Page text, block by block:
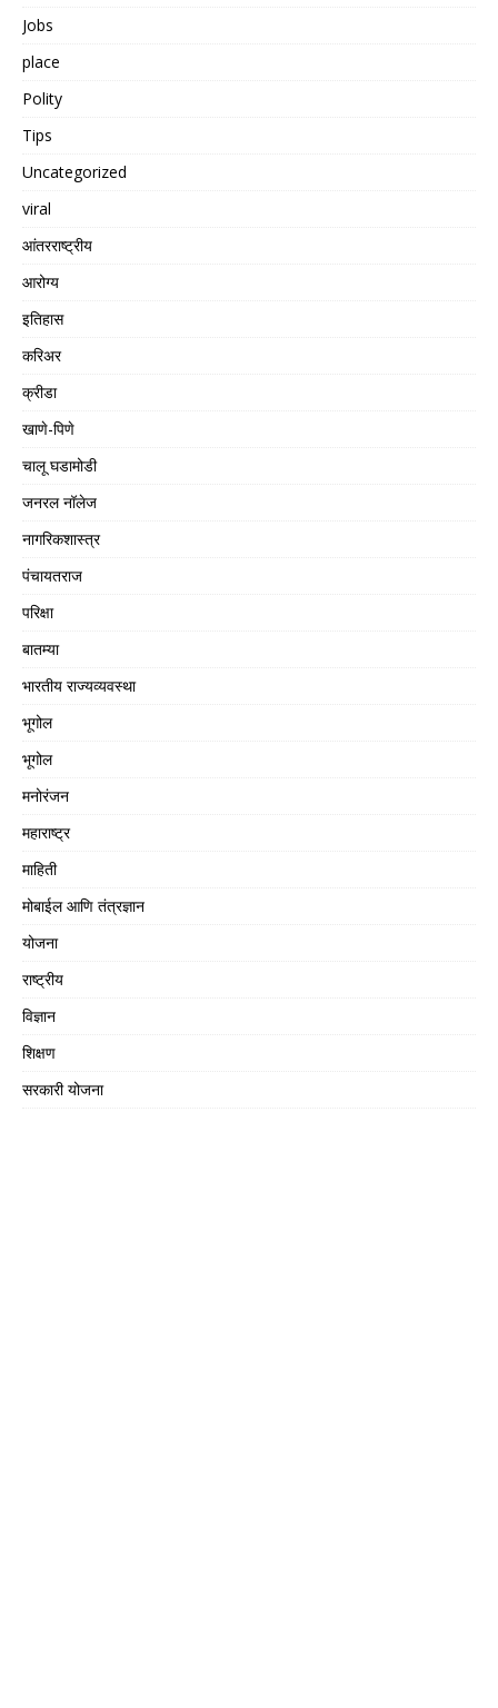
Jobs
place
Polity
Tips
Uncategorized
viral
आंतरराष्ट्रीय
आरोग्य
इतिहास
करिअर
क्रीडा
खाणे-पिणे
चालू घडामोडी
जनरल नॉलेज
नागरिकशास्त्र
पंचायतराज
परिक्षा
बातम्या
भारतीय राज्यव्यवस्था
भूगोल
भूगोल
मनोरंजन
महाराष्ट्र
माहिती
मोबाईल आणि तंत्रज्ञान
योजना
राष्ट्रीय
विज्ञान
शिक्षण
सरकारी योजना